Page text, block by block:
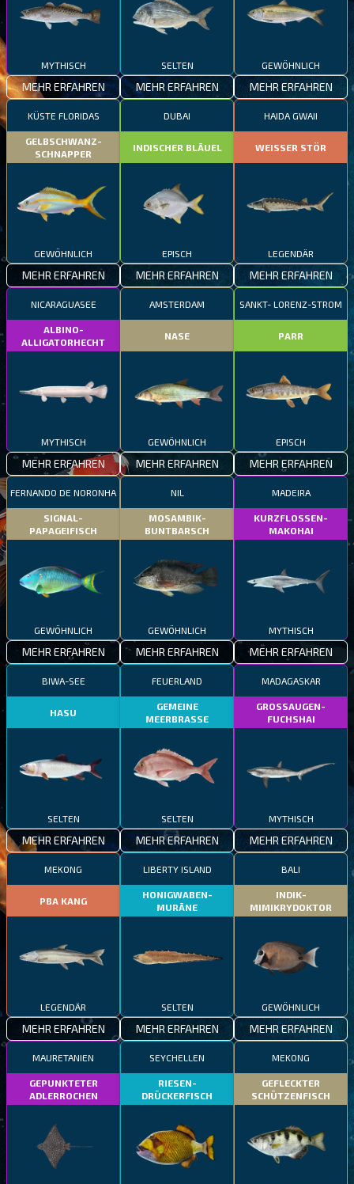
MYTHISCH
MEHR ERFAHREN
SELTEN
MEHR ERFAHREN
GEWÖHNLICH
MEHR ERFAHREN
KÜSTE FLORIDAS
GELBSCHWANZ-
SCHNAPPER
GEWÖHNLICH
MEHR ERFAHREN
DUBAI
INDISCHER BLÄUEL
EPISCH
MEHR ERFAHREN
HAIDA GWAII
WEISSER STÖR
LEGENDÄR
MEHR ERFAHREN
NICARAGUASEE
ALBINO-
ALLIGATORHECHT
MYTHISCH
MEHR ERFAHREN
AMSTERDAM
NASE
GEWÖHNLICH
MEHR ERFAHREN
SANKT- LORENZ-STROM
PARR
EPISCH
MEHR ERFAHREN
FERNANDO DE NORONHA
SIGNAL-
PAPAGEIFISCH
GEWÖHNLICH
MEHR ERFAHREN
NIL
MOSAMBIK-
BUNTBARSCH
GEWÖHNLICH
MEHR ERFAHREN
MADEIRA
KURZFLOSSEN-
MAKOHAI
MYTHISCH
MEHR ERFAHREN
BIWA-SEE
HASU
SELTEN
MEHR ERFAHREN
FEUERLAND
GEMEINE
MEERBRASSE
SELTEN
MEHR ERFAHREN
MADAGASKAR
GROSSAUGEN-
FUCHSHAI
MYTHISCH
MEHR ERFAHREN
MEKONG
PBA KANG
LEGENDÄR
MEHR ERFAHREN
LIBERTY ISLAND
HONIGWABEN-
MURÄNE
SELTEN
MEHR ERFAHREN
BALI
INDIK-
MIMIKRYDOKTOR
GEWÖHNLICH
MEHR ERFAHREN
MAURETANIEN
GEPUNKTETER
ADLERROCHEN
SEYCHELLEN
RIESEN-
DRÜCKERFISCH
MEKONG
GEFLECKTER
SCHÜTZENFISCH